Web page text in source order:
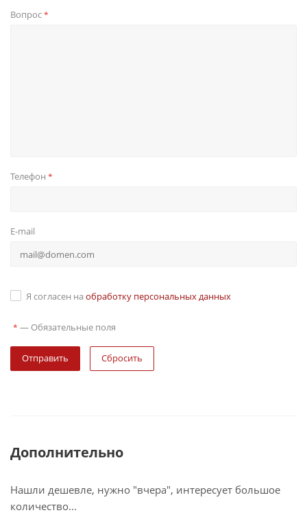
Вопрос*
Телефон *
E-mail
Я согласен на обработку персональных данных
* — Обязательные поля
Сбросить
Дополнительно
Нашли дешевле, нужно "вчера", интересует большое
количество...